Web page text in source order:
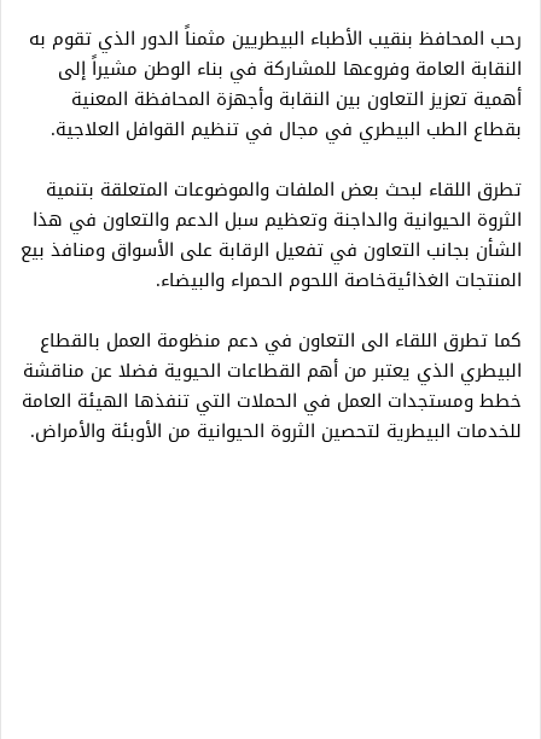
رحب المحافظ بنقيب الأطباء البيطريين مثمناً الدور الذي تقوم به
النقابة العامة وفروعها للمشاركة في بناء الوطن مشيراً إلى
أهمية تعزيز التعاون بين النقابة وأجهزة المحافظة المعنية
بقطاع الطب البيطري في مجال في تنظيم القوافل العلاجية.
تطرق اللقاء لبحث بعض الملفات والموضوعات المتعلقة بتنمية
الثروة الحيوانية والداجنة وتعظيم سبل الدعم والتعاون في هذا
الشأن بجانب التعاون في تفعيل الرقابة على الأسواق ومنافذ بيع
المنتجات الغذائيةخاصة اللحوم الحمراء والبيضاء.
كما تطرق اللقاء الى التعاون في دعم منظومة العمل بالقطاع
البيطري الذي يعتبر من أهم القطاعات الحيوية فضلا عن مناقشة
خطط ومستجدات العمل في الحملات التي تنفذها الهيئة العامة
للخدمات البيطرية لتحصين الثروة الحيوانية من الأوبئة والأمراض.